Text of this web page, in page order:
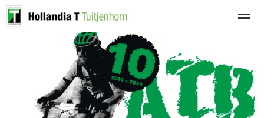
Programma Afgelastingen
Zoeken Nieuws Agenda